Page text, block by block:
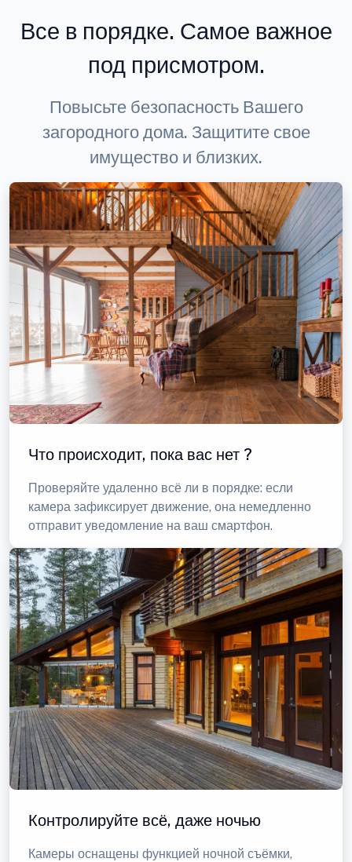
Все в порядке. Самое важное
под присмотром.
Повысьте безопасность Вашего
загородного дома. Защитите свое
имущество и близких.
Что происходит, пока вас нет ?
Проверяйте удаленно всё ли в порядке: если
камера зафиксирует движение, она немедленно
отправит уведомление на ваш смартфон.
Контролируйте всё, даже ночью
Камеры оснащены функцией ночной съёмки,